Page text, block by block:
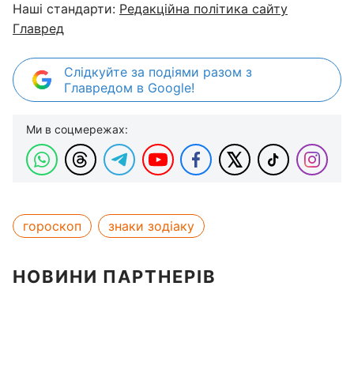
Наші стандарти: Редакційна політика сайту
Главред
Слідкуйте за подіями разом з
Главредом в Google!
Ми в соцмережах:
гороскоп знаки зодіаку
НОВИНИ ПАРТНЕРІВ